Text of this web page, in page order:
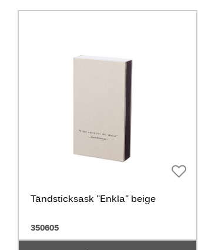
Tändsticksask "Enkla" beige
350605